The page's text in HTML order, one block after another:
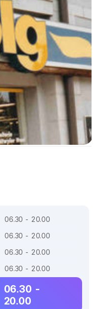
06.30 - 20.00
06.30 - 20.00
06.30 - 20.00
06.30 - 20.00
06.30 -
20.00